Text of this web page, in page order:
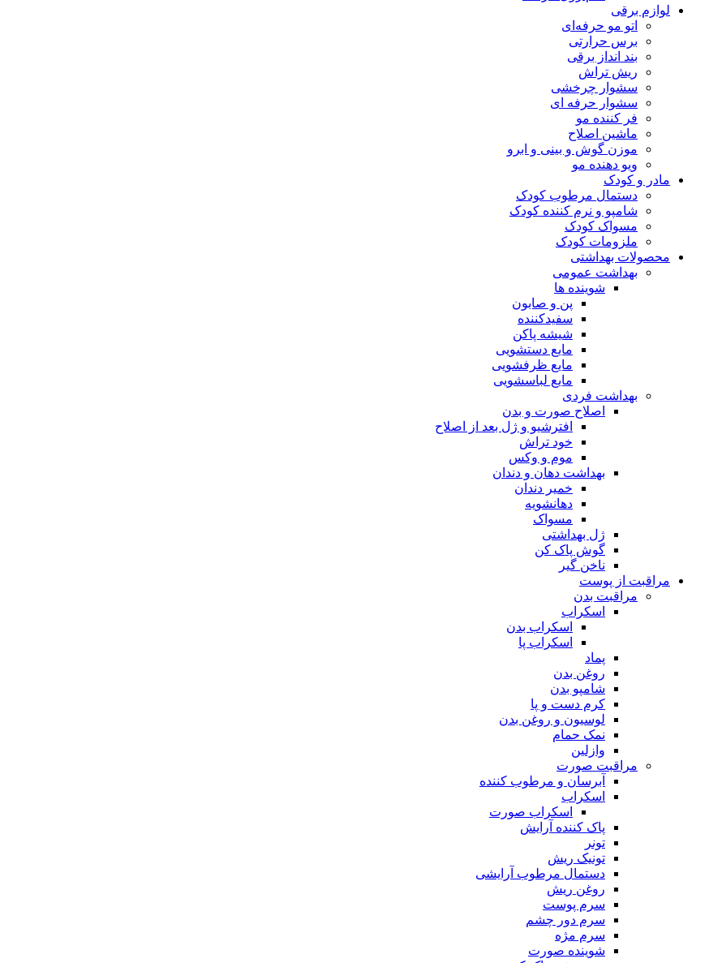
لوازم برقی
اتو مو حرفه‌ای
برس حرارتی
بند انداز برقی
ریش تراش
سشوار چرخشی
سشوار حرفه ای
فر کننده‌ مو
ماشین اصلاح
موزن گوش و بینی و ابرو
ویو دهنده مو
مادر و کودک
دستمال مرطوب کودک
شامپو و نرم کننده کودک
مسواک کودک
ملزومات کودک
محصولات بهداشتی
بهداشت عمومی
شوینده ها
پن و صابون
سفیدکننده
شیشه پاکن
مایع دستشویی
مایع ظرفشویی
مایع لباسشویی
بهداشت فردی
اصلاح صورت و بدن
افترشیو و ژل بعد از اصلاح
خود تراش
موم و وکس
بهداشت دهان و دندان
خمیر دندان
دهانشویه
مسواک
ژل بهداشتی
گوش پاک کن
ناخن گیر
مراقبت از پوست
مراقبت بدن
اسکراب
اسکراب بدن
اسکراب پا
پماد
روغن بدن
شامپو بدن
کرم دست و پا
لوسیون و روغن بدن
نمک حمام
وازلین
مراقبت صورت
آبرسان و مرطوب کننده
اسکراب
اسکراب صورت
پاک کننده آرایش
تونر
تونیک ریش
دستمال مرطوب آرایشی
روغن ریش
سرم پوست
سرم دور چشم
سرم مژه
شوینده صورت